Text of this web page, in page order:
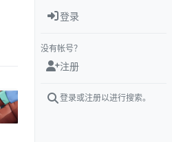
登录
没有帐号？
注册
登录或注册以进行搜索。